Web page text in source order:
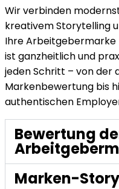
Wir verbinden
kreativem Storytelling
Ihre Arbeitgebermarke
ist ganzheitlich und
jeden Schritt – von der
Markenbewertung bis
authentischen
Bewertung
Marken-